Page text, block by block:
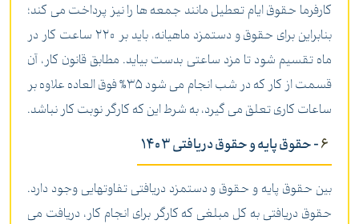
کارفرما حقوق ایام تعطیل مانند جمعه ها را نیز پرداخت می کند؛
بنابراین برای حقوق و دستمزد ماهیانه، باید بر 220 ساعت کار در
ماه تقسیم شود تا مزد ساعتی بدست بیاید. مطابق قانون کار، آن
قسمت از کار که در شب انجام می شود 35% فوق العاده علاوه بر
ساعات کاری تعلق می گیرد، به شرط این که کارگر نوبت کار نباشد.
6- حقوق پایه و حقوق دریافتی 1403
بین حقوق پایه و حقوق و دستمزد دریافتی تفاوتهایی وجود دارد.
حقوق دریافتی به کل مبلغی که کارگر برای انجام کار، دریافت می